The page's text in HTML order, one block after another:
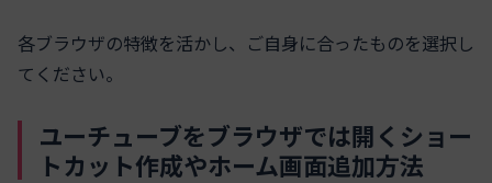
各ブラウザの特徴を活かし、ご自身に合ったものを選択し
てください。
ユーチューブをブラウザでは開くショー
トカット作成やホーム画面追加方法